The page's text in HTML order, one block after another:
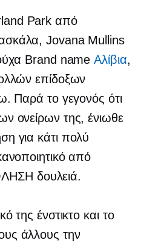
Park από
Jovana Mullins
Brand nameΑλίβια,
επίδοξων
Παρά το γεγονός ότι
ονείρων της, ένιωθε
για κάτι πολύ
από
δουλειά.
της ένστικτο και το
άλλους την